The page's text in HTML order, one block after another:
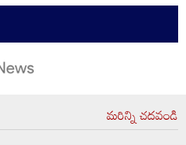
మరిన్ని చదవండి